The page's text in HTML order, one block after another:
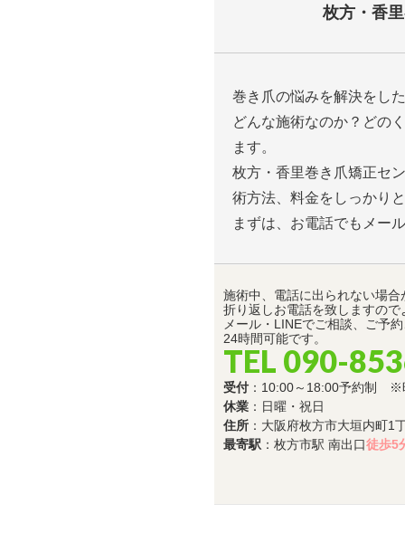
枚方・香
巻き爪の悩みを解決をし
どんな施術なのか？どの
ます。
枚方・香里巻き爪矯正セ
術方法、料金をしっかり
まずは、お電話でもメー
施術中、電話に出られない場合
折り返しお電話を致しますの
メール・LINEでご相談、ご予
24時間可能です。
TEL 090-
受付 ：10:00～18:00予約制 ※
休業 ：日曜・祝日
住所 ：大阪府枚方市大垣内町1
最寄駅 ：枚方市駅 南出口徒歩5